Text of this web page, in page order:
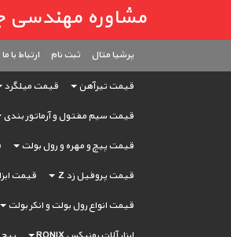
مشاوره مهندسی
پرشیا متال ثبت ‌نام ارتباط با ما
قیمت تیرآهن قیمت میلگرد
قیمت سیم مفتول و آرماتور بندی
قیمت پیچ و مهره و رول بولت
قیمت پروفیل زد Z قیمت
قیمت انواع رول بولت و انکر بولت